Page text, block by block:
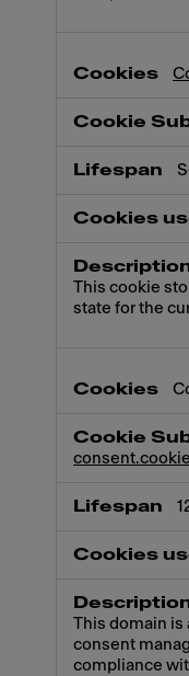
This cookie
state for the
This domain is
consent
compliance